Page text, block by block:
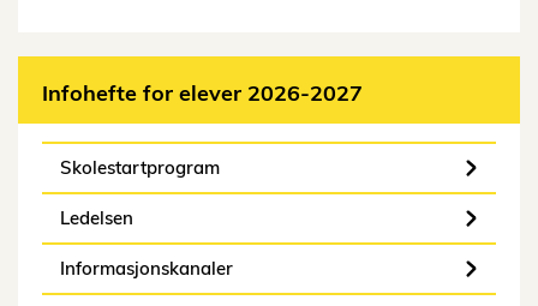
Infohefte for elever 2026-2027
Skolestartprogram
Ledelsen
Informasjonskanaler